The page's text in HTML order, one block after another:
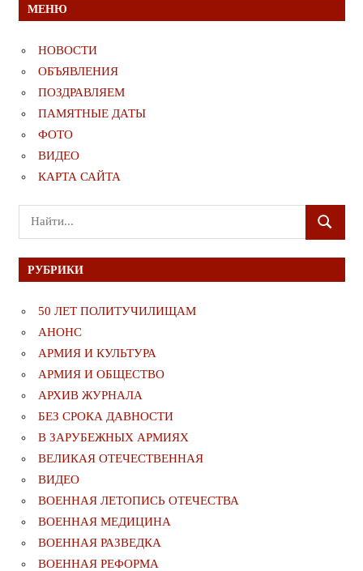
МЕНЮ
НОВОСТИ
ОБЪЯВЛЕНИЯ
ПОЗДРАВЛЯЕМ
ПАМЯТНЫЕ ДАТЫ
ФОТО
ВИДЕО
КАРТА САЙТА
Поиск
для:
ПОИСК
РУБРИКИ
50 ЛЕТ ПОЛИТУЧИЛИЩАМ
АНОНС
АРМИЯ И КУЛЬТУРА
АРМИЯ И ОБЩЕСТВО
АРХИВ ЖУРНАЛА
БЕЗ СРОКА ДАВНОСТИ
В ЗАРУБЕЖНЫХ АРМИЯХ
ВЕЛИКАЯ ОТЕЧЕСТВЕННАЯ
ВИДЕО
ВОЕННАЯ ЛЕТОПИСЬ ОТЕЧЕСТВА
ВОЕННАЯ МЕДИЦИНА
ВОЕННАЯ РАЗВЕДКА
ВОЕННАЯ РЕФОРМА